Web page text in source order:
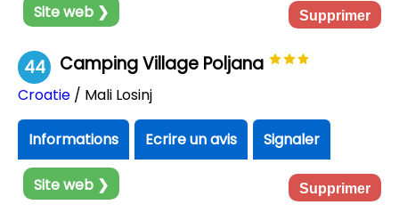
Site web ❯ Supprimer
44 Camping Village Poljana
Croatie / Mali Losinj
Informations Ecrire un avis Signaler
Site web ❯ Supprimer